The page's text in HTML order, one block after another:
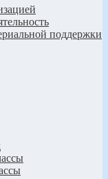
поддержки